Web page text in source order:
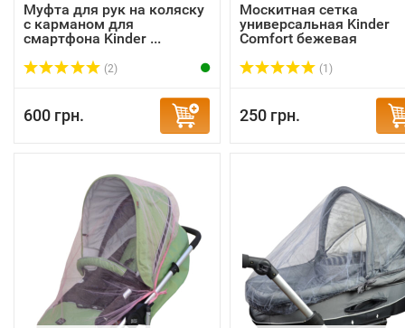
Муфта для рук на коляску
с карманом для
смартфона Kinder ...
(2)
600 грн.
Москитная сетка
универсальная Kinder
Comfort бежевая
(1)
250 грн.